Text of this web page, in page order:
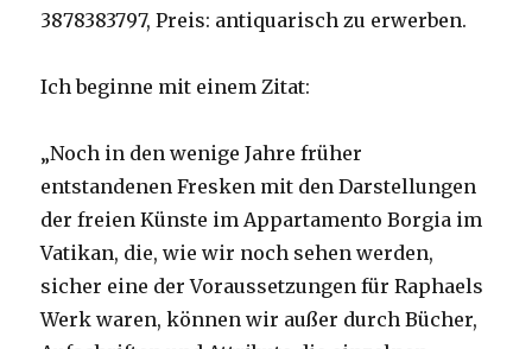
3878383797, Preis: antiquarisch zu erwerben.
Ich beginne mit einem Zitat:
„Noch in den wenige Jahre früher
entstandenen Fresken mit den Darstellungen
der freien Künste im Appartamento Borgia im
Vatikan, die, wie wir noch sehen werden,
sicher eine der Voraussetzungen für Raphaels
Werk waren, können wir außer durch Bücher,